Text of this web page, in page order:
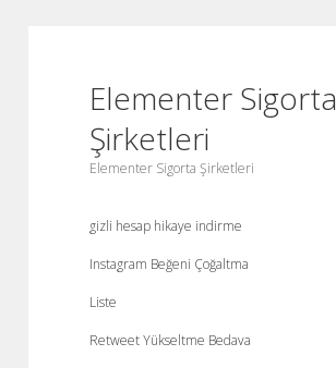
Elementer Sigorta
Şirketleri
Elementer Sigorta Şirketleri
gizli hesap hikaye indirme
Instagram Beğeni Çoğaltma
Liste
Retweet Yükseltme Bedava